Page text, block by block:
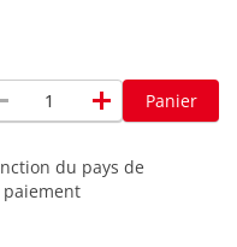
add Panier
du pays de
paiement